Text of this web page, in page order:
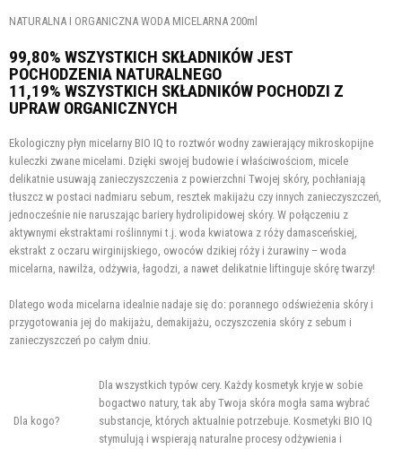
NATURALNA I ORGANICZNA WODA MICELARNA 200ml
99,80% WSZYSTKICH SKŁADNIKÓW JEST
POCHODZENIA NATURALNEGO
11,19% WSZYSTKICH SKŁADNIKÓW POCHODZI Z
UPRAW ORGANICZNYCH
Ekologiczny płyn micelarny BIO IQ to roztwór wodny zawierający mikroskopijne
kuleczki zwane micelami. Dzięki swojej budowie i właściwościom, micele
delikatnie usuwają zanieczyszczenia z powierzchni Twojej skóry, pochłaniają
tłuszcz w postaci nadmiaru sebum, resztek makijażu czy innych zanieczyszczeń,
jednocześnie nie naruszając bariery hydrolipidowej skóry. W połączeniu z
aktywnymi ekstraktami roślinnymi t.j. woda kwiatowa z róży damasceńskiej,
ekstrakt z oczaru wirginijskiego, owoców dzikiej róży i żurawiny – woda
micelarna, nawilża, odżywia, łagodzi, a nawet delikatnie liftinguje skórę twarzy!
Dlatego woda micelarna idealnie nadaje się do: porannego odświeżenia skóry i
przygotowania jej do makijażu, demakijażu, oczyszczenia skóry z sebum i
zanieczyszczeń po całym dniu.
Dla kogo?
Dla wszystkich typów cery. Każdy kosmetyk kryje w sobie
bogactwo natury, tak aby Twoja skóra mogła sama wybrać
substancje, których aktualnie potrzebuje. Kosmetyki BIO IQ
stymulują i wspierają naturalne procesy odżywienia i